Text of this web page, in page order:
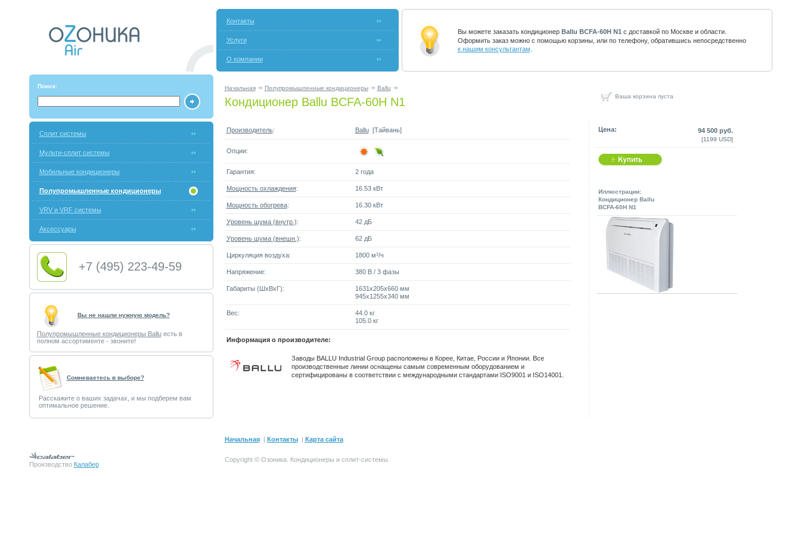
Контакты
Услуги
О компании
Вы можете заказать кондиционер Ballu BCFA-60H N1 с доставкой по Москве и области.
Оформить заказ можно с помощью корзины, или по телефону, обратившись непосредственно
к нашим консультантам
Поиск: Начальная Полупромышленные кондиционеры Ballu
Кондиционер Ballu BCFA-60H N1 Ваша корзина пуста
Сплит системы
Мульти-сплит системы
Мобильные кондиционеры
Полупромышленные кондиционеры
VRV и VRF системы
Аксессуары
+7 (495) 223-49-59
Вы не нашли нужную модель?
Полупромышленные кондиционеры Balluесть в
полном ассортименте - звоните!
Cомневаетесь в выборе?
Расскажите о ваших задачах, и мы подберем вам
оптимальное решение.
Производитель: Ballu[Тайвань]
Опции:
Гарантия: 2 года
Мощность охлаждения: 16.53 кВт
Мощность обогрева: 16.30 кВт
Уровень шума (внутр.): 42 дБ
Уровень шума (внешн.): 62 дБ
Циркуляция воздуха: 1800 м³/ч
Напряжение: 380 В / 3 фазы
Габариты (ШxВxГ):
1631x205x660 мм
945x1255x340 мм
Вес:
44.0 кг
105.0 кг
Информация о производителе:
Заводы BALLU Industrial Group расположены в Корее, Китае, России и Японии. Все
производственные линии оснащены самым современным оборудованием и
сертифицированы в соответствии с международными стандартами ISO9001 и ISO14001.
Цена: 94 500 руб.
[1199 USD]
Иллюстрации:
Кондиционер Ballu
BCFA-60H N1
Начальная| Контакты| Карта сайта
Производство Калабер
Copyright © Озоника. Кондиционеры и сплит-системы